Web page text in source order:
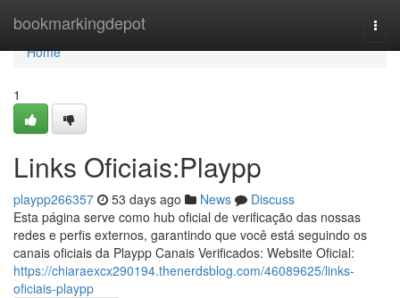
bookmarkingdepot
Home
Home
1
Links Oficiais:Playpp
playpp266357 53 days ago News
Discuss
Esta página serve como hub oficial de verificação das nossas
redes e perfis externos, garantindo que você está seguindo os
canais oficiais da Playpp Canais Verificados: Website Oficial:
https://chiaraexcx290194.thenerdsblog.com/46089625/links-
oficiais-playpp